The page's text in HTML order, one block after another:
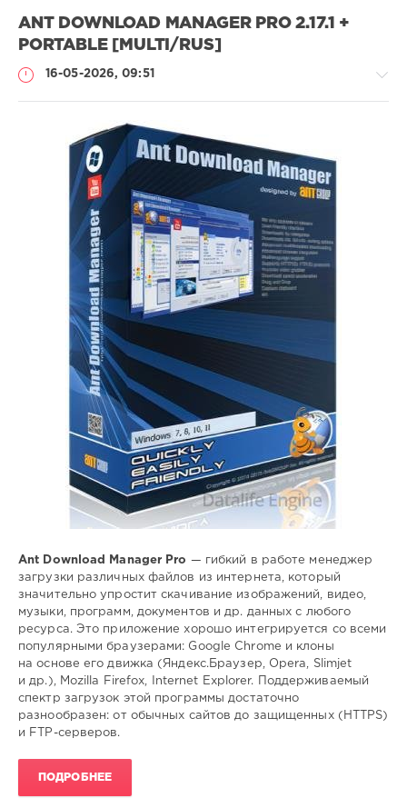
ANT DOWNLOAD MANAGER PRO 2.17.1 +
PORTABLE [MULTI/RUS]
16-05-2026, 09:51
Софт
SamDel
менеджер
загрузки,
файлов
Ant Download Manager Pro — гибкий в работе менеджер
загрузки различных файлов из интернета, который
значительно упростит скачивание изображений, видео,
музыки, программ, документов и др. данных с любого
ресурса. Это приложение хорошо интегрируется со всеми
популярными браузерами: Google Chrome и клоны
на основе его движка (Яндекс.Браузер, Opera, Slimjet
и др.), Mozilla Firefox, Internet Explorer. Поддерживаемый
спектр загрузок этой программы достаточно
разнообразен: от обычных сайтов до защищенных (HTTPS)
и FTP-серверов.
ПОДРОБНЕЕ